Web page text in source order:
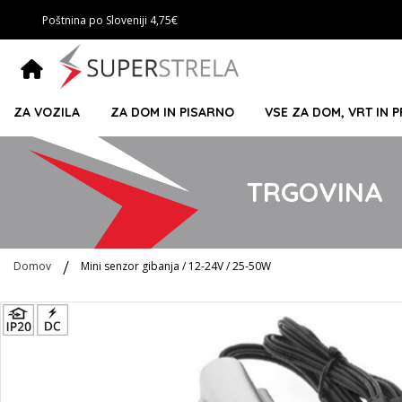
Poštnina po Sloveniji 4,75€
ZA VOZILA ZA DOM IN PISARNO VSE ZA DOM, VRT IN
TRGOVINA
Domov Mini senzor gibanja / 12-24V / 25-50W
Preskoči
na